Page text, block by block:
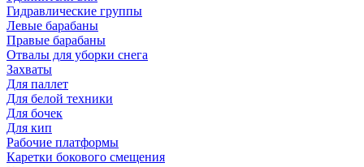
Гидравлические группы
Левые барабаны
Правые барабаны
Отвалы для уборки снега
Захваты
Для паллет
Для белой техники
Для бочек
Для кип
Рабочие платформы
Каретки бокового смещения